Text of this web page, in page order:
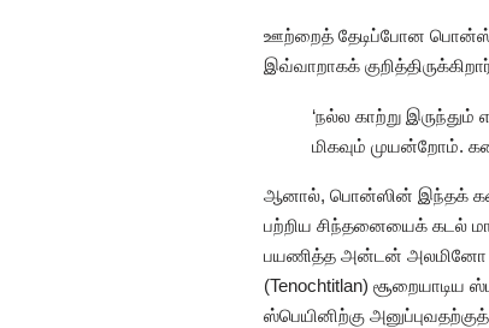
ஊற்றைத் தேடிப்போன பொன்ஸ்
இவ்வாறாகக்
‘நல்ல காற்று
மிகவும் முயன்றோம்.
ஆனால், பொன்ஸின் இந்தக்
பற்றிய சிந்தனையைக் கடல்
பயணித்த அன்டன் அலமினோ
(Tenochtitlan)
ஸ்பெயினிற்கு